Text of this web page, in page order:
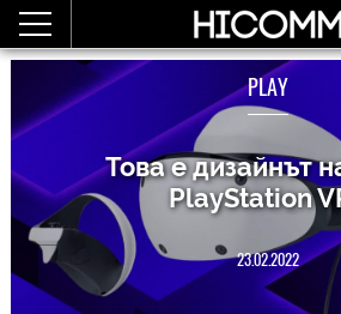
PLAY
Това е дизайнът
PlayStation
23.02.2022